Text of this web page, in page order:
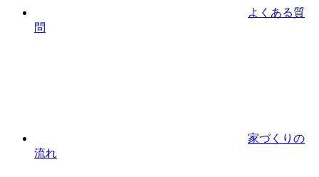
よくある質
問
家づくりの
流れ